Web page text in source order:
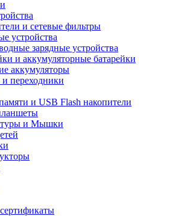
и сетевые фильтры
устройства
зарядные устройства
и аккумуляторные батарейки
аккумуляторы
переходники
и USB Flash накопители
и Мышки